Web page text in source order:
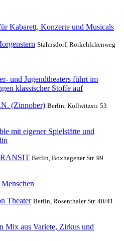
Kabarett, Konzerte und Musicals
Stahnsdorf, Rotkehlchenweg
und Jugendtheaters führt im
klassischer Stoffe auf
(Zinnober) Berlin, Kollwitzstr. 53
mit eigener Spielstätte und
Berlin, Boxhagener Str. 99
Theater Berlin, Rosenthaler Str. 40/41
Mix aus Variete, Zirkus und